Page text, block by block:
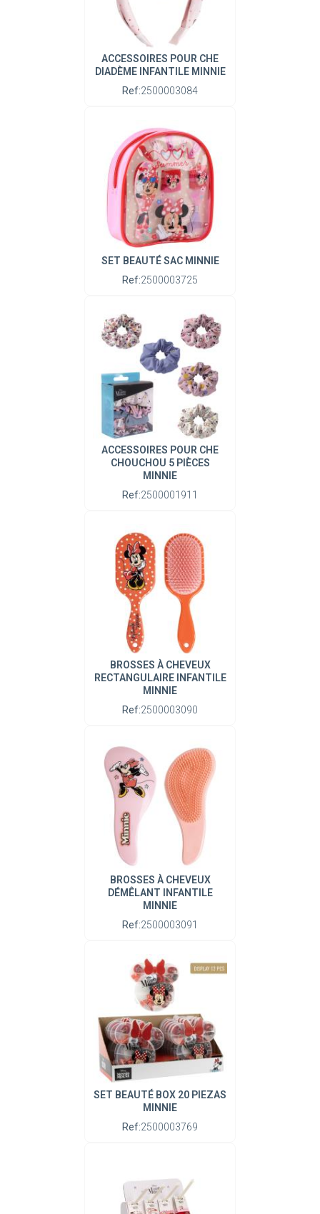
ACCESSOIRES POUR CHE
DIADÈME INFANTILE MINNIE
Ref:2500003084
SET BEAUTÉ SAC MINNIE
Ref:2500003725
ACCESSOIRES POUR CHE
CHOUCHOU 5 PIÈCES
MINNIE
Ref:2500001911
BROSSES À CHEVEUX
RECTANGULAIRE INFANTILE
MINNIE
Ref:2500003090
BROSSES À CHEVEUX
DÉMÊLANT INFANTILE
MINNIE
Ref:2500003091
SET BEAUTÉ BOX 20 PIEZAS
MINNIE
Ref:2500003769